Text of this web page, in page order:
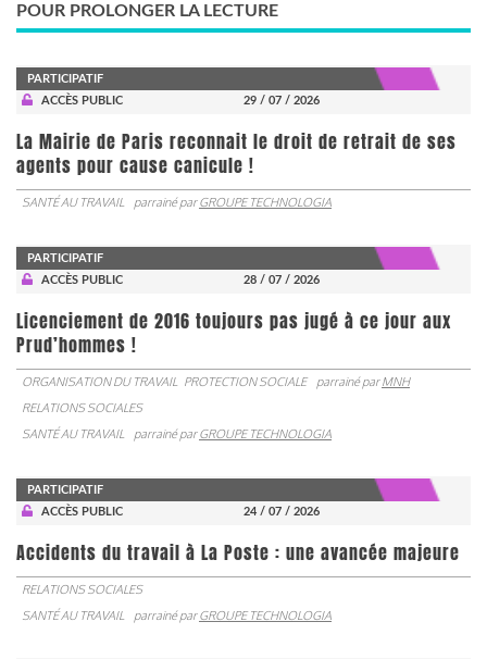
POUR PROLONGER LA LECTURE
PARTICIPATIF
ACCÈS PUBLIC
29 / 07 / 2026
La Mairie de Paris reconnait le droit de retrait de ses
agents pour cause canicule !
SANTÉ AU TRAVAIL parrainé parGROUPE TECHNOLOGIA
PARTICIPATIF
ACCÈS PUBLIC
28 / 07 / 2026
Licenciement de 2016 toujours pas jugé à ce jour aux
Prud’hommes !
ORGANISATION DU TRAVAIL PROTECTION SOCIALE parrainé parMNH
RELATIONS SOCIALES
SANTÉ AU TRAVAIL
parrainé parGROUPE TECHNOLOGIA
PARTICIPATIF
ACCÈS PUBLIC
24 / 07 / 2026
Accidents du travail à La Poste : une avancée majeure
RELATIONS SOCIALES
SANTÉ AU TRAVAIL
parrainé parGROUPE TECHNOLOGIA